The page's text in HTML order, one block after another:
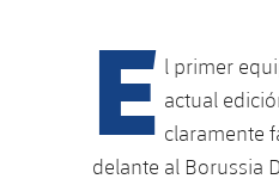
E l primer
actual
claramente
delante al Borussia